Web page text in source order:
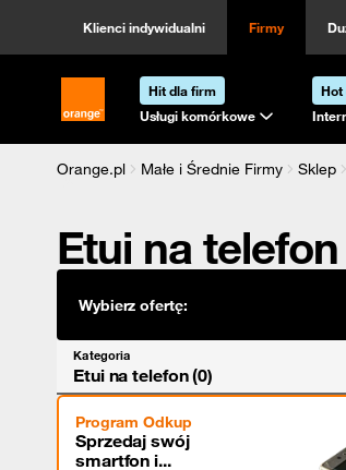
Klienci indywidualni Firmy
Strona główna Orange.pl
Hit dla firm
Usługi komórkowe
Hot
Orange.pl Małe i Średnie Firmy Sklep
Etui na telefon
Wybierz ofertę:
Kategoria
Etui na telefon (0)
Program Odkup
Sprzedaj swój
smartfon i...